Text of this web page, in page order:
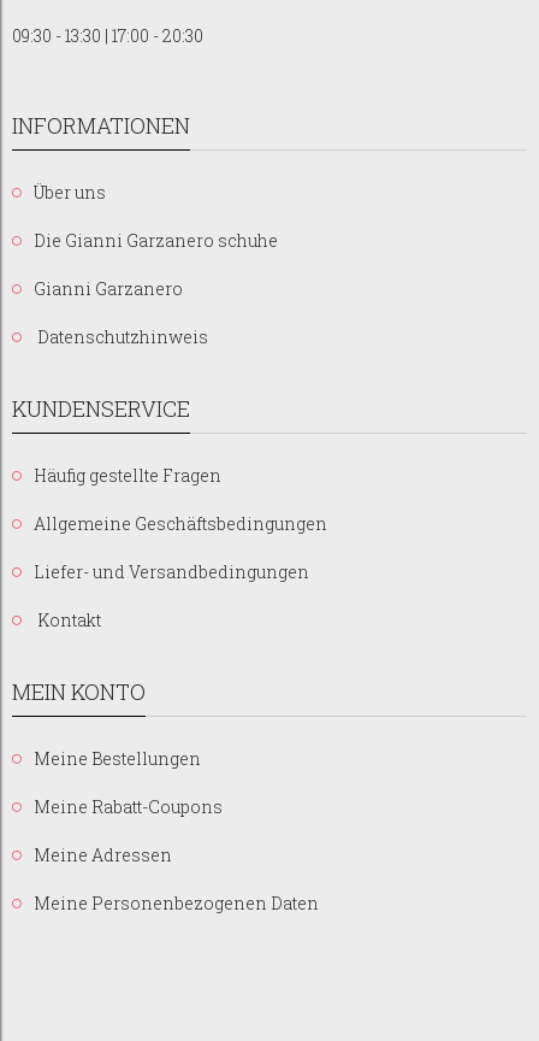
09:30 - 13:30 | 17:00 - 20:30
INFORMATIONEN
Über uns
Die Gianni Garzanero schuhe
Gianni Garzanero
Datenschutzhinweis
KUNDENSERVICE
Häufig gestellte Fragen
Allgemeine Geschäftsbedingungen
Liefer- und Versandbedingungen
Kontakt
MEIN KONTO
Meine Bestellungen
Meine Rabatt-Coupons
Meine Adressen
Meine Personenbezogenen Daten